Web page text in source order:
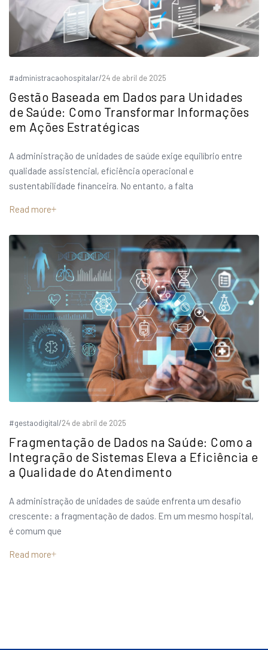
#administracaohospitalar/24 de abril de 2025
Gestão Baseada em Dados para Unidades
de Saúde: Como Transformar Informações
em Ações Estratégicas
A administração de unidades de saúde exige equilíbrio entre
qualidade assistencial, eficiência operacional e
sustentabilidade financeira. No entanto, a falta
Read more
#gestaodigital/24 de abril de 2025
Fragmentação de Dados na Saúde: Como a
Integração de Sistemas Eleva a Eficiência e
a Qualidade do Atendimento
A administração de unidades de saúde enfrenta um desafio
crescente: a fragmentação de dados. Em um mesmo hospital,
é comum que
Read more